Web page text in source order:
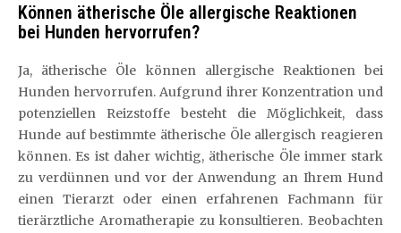
Können ätherische Öle allergische Reaktionen
bei Hunden hervorrufen?
Ja, ätherische Öle können allergische Reaktionen bei
Hunden hervorrufen. Aufgrund ihrer Konzentration und
potenziellen Reizstoffe besteht die Möglichkeit, dass
Hunde auf bestimmte ätherische Öle allergisch reagieren
können. Es ist daher wichtig, ätherische Öle immer stark
zu verdünnen und vor der Anwendung an Ihrem Hund
einen Tierarzt oder einen erfahrenen Fachmann für
tierärztliche Aromatherapie zu konsultieren. Beobachten